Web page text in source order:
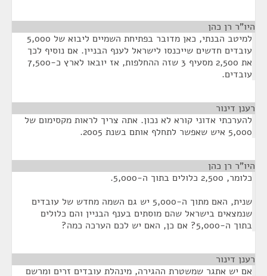
היו"ר רן כהן
למיטב הבנתי, כאן מדובר בפתיחת השמיים ליבוא של 5,000
עובדים חדשים שייכנסו לישראל לענף הבניין. אם נוסיף לכך
את 2,500 מסעיף 3 שזה ההחלפות, אז יובאו לארץ כ-7,500
עובדים.
רענן דינור
להערכתי אדוני קורא לא נכון. אתה צריך לראות מקסימום של
5,000 איש שאפשר לתחלף אותם בשנת 2005.
היו"ר רן כהן
כלומר, 2,500 כלולים בתוך ה-5,000.
שנית, האם מתוך ה-5,000 יש גם השמה מחדש של עובדים
שנמצאים בישראל שהם מוסתים בענף הבניין והם כלולים
בתוך ה-5,000? אם כן, האם יש לכם הערכה כמה?
רענן דינור
אם יש אתגר שמשטרת ההגירה, מינהלת עובדים זרים ומרשם